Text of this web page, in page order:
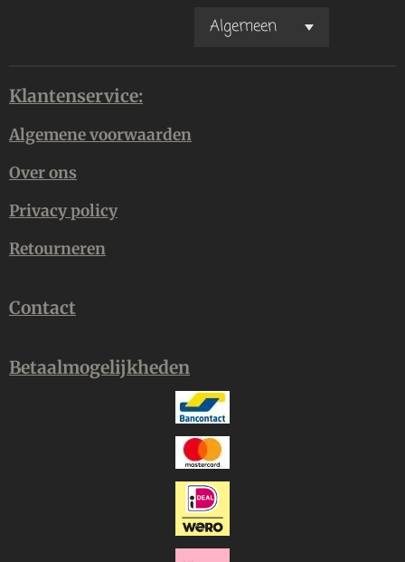
Klantenservice:
Algemene voorwaarden
Over ons
Privacy policy
Retourneren
Contact
Betaalmogelijkheden